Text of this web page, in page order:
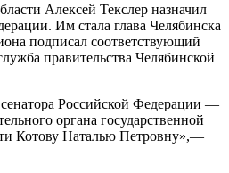
Алексей Текслер назначил
Им стала глава Челябинска
подписал соответствующий
правительства Челябинской
Российской Федерации —
органа государственной
Котову Наталью Петровну»,—